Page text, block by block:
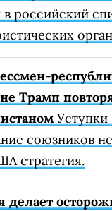
в российский
Трамп
союзников
стратегия.
делает